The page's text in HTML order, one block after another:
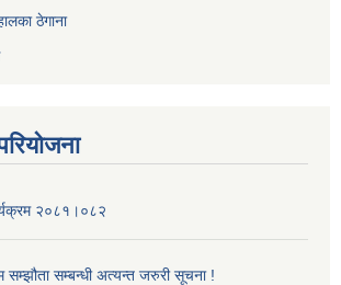
ठेगाना
२०८१।०८२
सम्झौता सम्बन्धी अत्यन्त जरुरी सूचना !